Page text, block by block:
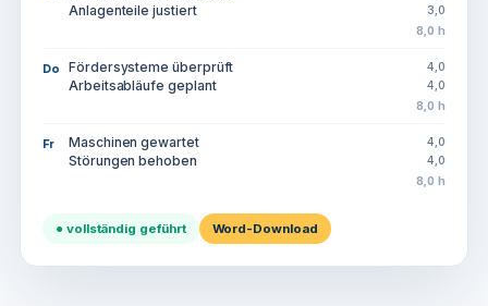
Anlagenteile justiert 3,0
8,0 h
Do Fördersysteme überprüft 4,0
Arbeitsabläufe geplant 4,0
8,0 h
Fr Maschinen gewartet 4,0
Störungen behoben 4,0
8,0 h
● vollständig geführt Word-Download